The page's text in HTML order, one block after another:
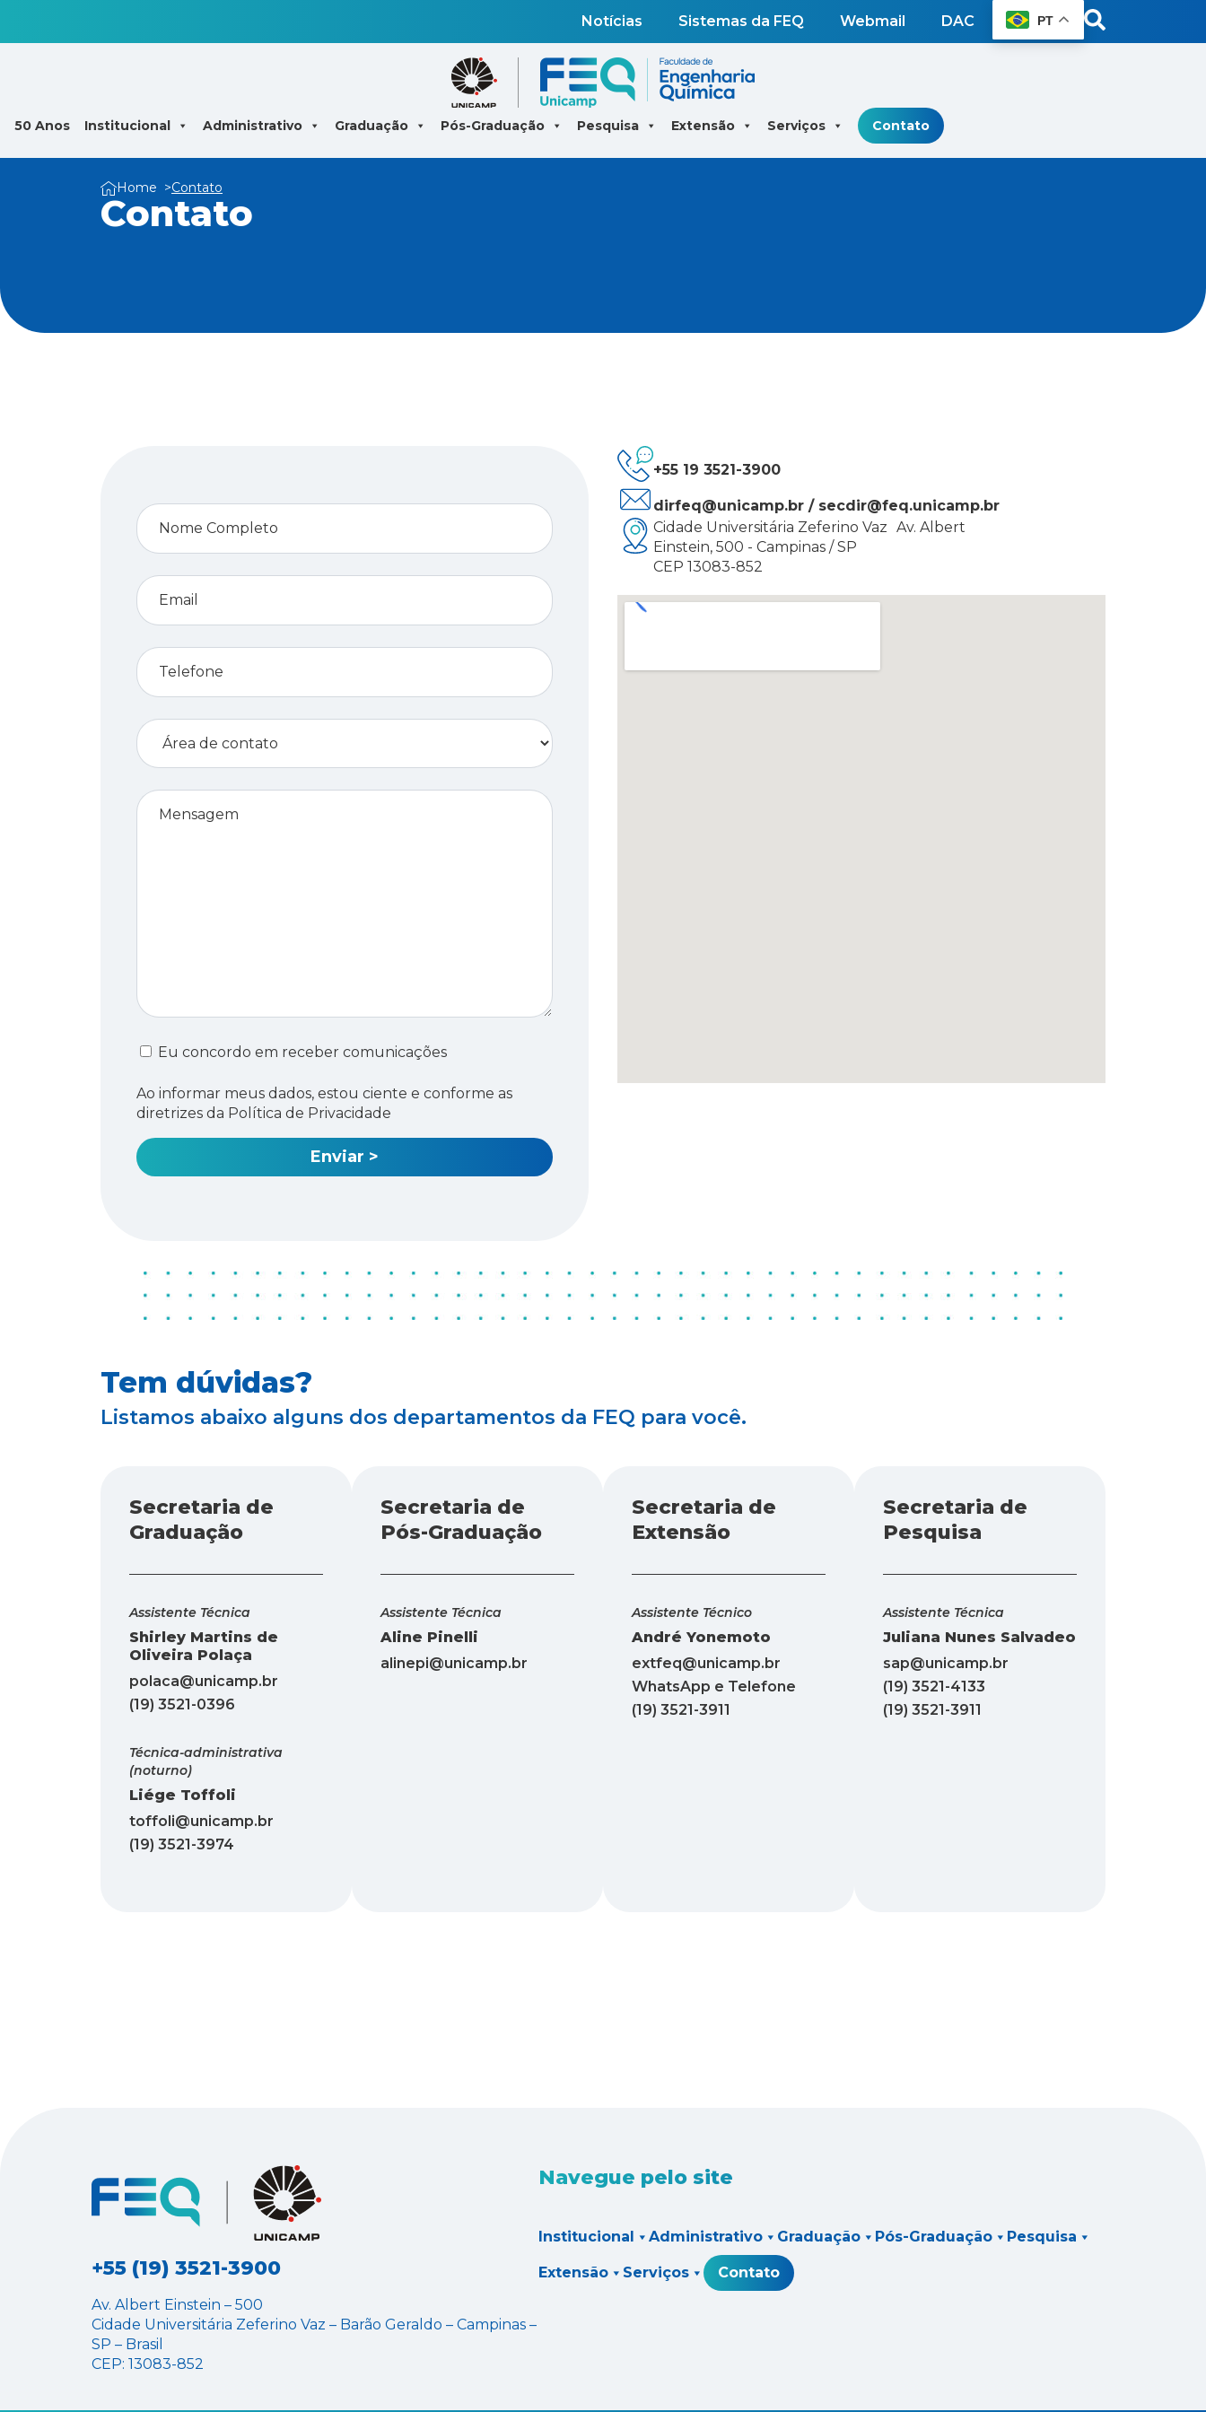
Notícias Sistemas da FEQ Webmail DAC PT
50 Anos Institucional Administrativo Graduação Pós-Graduação Pesquisa Extensão Serviços Contato
Home Contato
Contato
Eu concordo em receber comunicações
Ao informar meus dados, estou ciente e conforme as
diretrizes da Política de Privacidade
+55 19 3521-3900
dirfeq@unicamp.br / secdir@feq.unicamp.br
Cidade Universitária Zeferino Vaz Av. Albert
Einstein, 500 - Campinas / SP
CEP 13083-852
Tem dúvidas?
Listamos abaixo alguns dos departamentos da FEQ para você.
Secretaria de
Graduação
Assistente Técnica
Shirley Martins de
Oliveira Polaça
polaca@unicamp.br
(19) 3521-0396
Técnica-administrativa
(noturno)
Liége Toffoli
toffoli@unicamp.br
(19) 3521-3974
Secretaria de
Pós-Graduação
Assistente Técnica
Aline Pinelli
alinepi@unicamp.br
Secretaria de
Extensão
Assistente Técnico
André Yonemoto
extfeq@unicamp.br
WhatsApp e Telefone
(19) 3521-3911
Secretaria de
Pesquisa
Assistente Técnica
Juliana Nunes Salvadeo
sap@unicamp.br
(19) 3521-4133
(19) 3521-3911
+55 (19) 3521-3900
Av. Albert Einstein – 500
Cidade Universitária Zeferino Vaz – Barão Geraldo – Campinas –
SP – Brasil
CEP: 13083-852
Navegue pelo site
Institucional Administrativo Graduação Pós-Graduação Pesquisa
Extensão Serviços Contato